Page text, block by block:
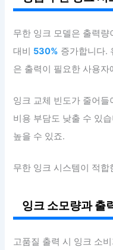
무한 잉크 모델은 출력
대비 530% 증가합니다.
은 출력이 필요한 사용자
잉크 교체 빈도가 줄어
비용 부담도 낮출 수 있
높을 수 있죠.
무한 잉크 시스템이 적
잉크 소모량과 출
고품질 출력 시 잉크 소